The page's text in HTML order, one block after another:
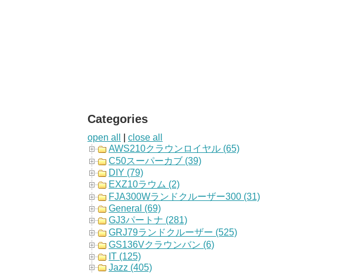
Categories
open all
close all
AWS210クラウンロイヤル (65)
C50スーパーカブ (39)
DIY (79)
EXZ10ラウム (2)
FJA300Wランドクルーザー300 (31)
General (69)
GJ3パートナ (281)
GRJ79ランドクルーザー (525)
GS136Vクラウンバン (6)
IT (125)
Jazz (405)